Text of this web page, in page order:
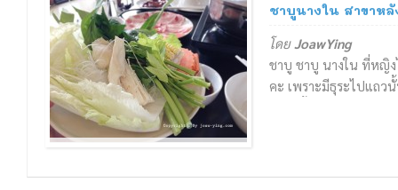
ชาบูนางใน สาขาห
โดยJoawYing
ชาบู ชาบู นางใน ที่หญิ
คะ เพราะมีธุระไปแถ